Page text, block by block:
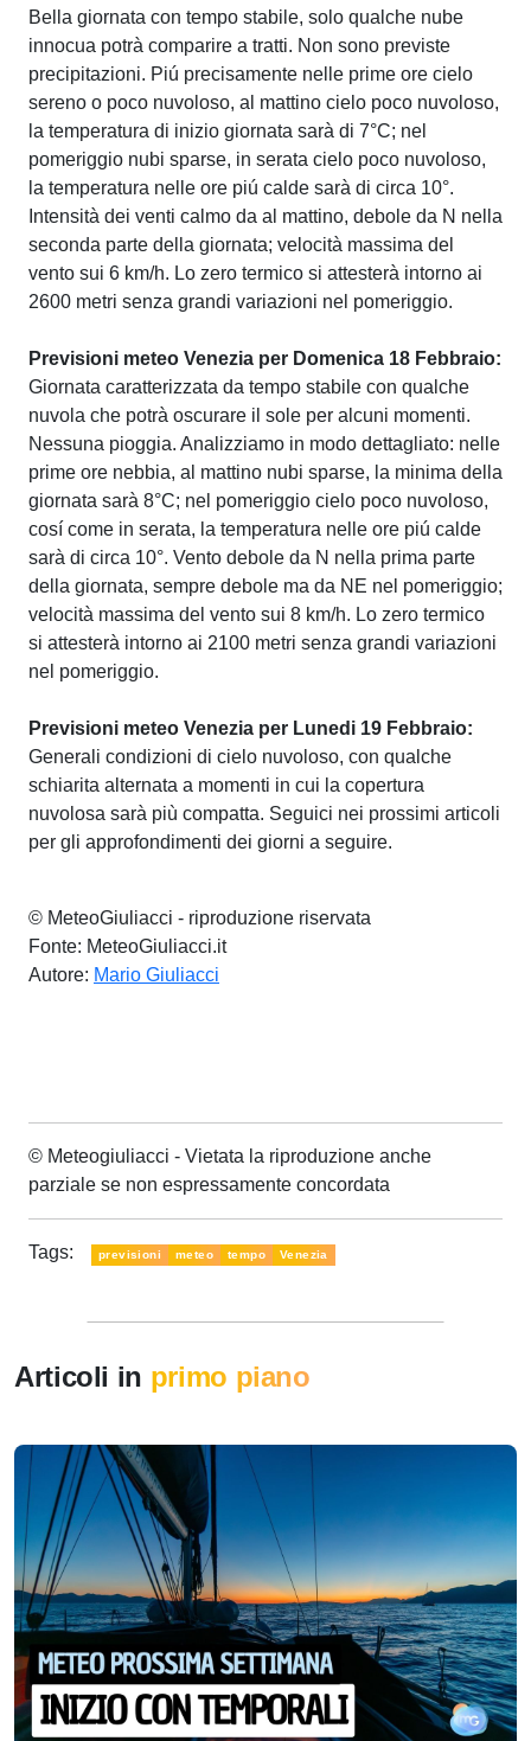
Bella giornata con tempo stabile, solo qualche nube
innocua potrà comparire a tratti. Non sono previste
precipitazioni. Piú precisamente nelle prime ore cielo
sereno o poco nuvoloso, al mattino cielo poco nuvoloso,
la temperatura di inizio giornata sarà di 7°C; nel
pomeriggio nubi sparse, in serata cielo poco nuvoloso,
la temperatura nelle ore piú calde sarà di circa 10°.
Intensità dei venti calmo da al mattino, debole da N nella
seconda parte della giornata; velocità massima del
vento sui 6 km/h. Lo zero termico si attesterà intorno ai
2600 metri senza grandi variazioni nel pomeriggio.
Previsioni meteo Venezia per Domenica 18 Febbraio:
Giornata caratterizzata da tempo stabile con qualche
nuvola che potrà oscurare il sole per alcuni momenti.
Nessuna pioggia. Analizziamo in modo dettagliato: nelle
prime ore nebbia, al mattino nubi sparse, la minima della
giornata sarà 8°C; nel pomeriggio cielo poco nuvoloso,
cosí come in serata, la temperatura nelle ore piú calde
sarà di circa 10°. Vento debole da N nella prima parte
della giornata, sempre debole ma da NE nel pomeriggio;
velocità massima del vento sui 8 km/h. Lo zero termico
si attesterà intorno ai 2100 metri senza grandi variazioni
nel pomeriggio.
Previsioni meteo Venezia per Lunedi 19 Febbraio:
Generali condizioni di cielo nuvoloso, con qualche
schiarita alternata a momenti in cui la copertura
nuvolosa sarà più compatta. Seguici nei prossimi articoli
per gli approfondimenti dei giorni a seguire.
© MeteoGiuliacci - riproduzione riservata
Fonte: MeteoGiuliacci.it
Autore: Mario Giuliacci
© Meteogiuliacci - Vietata la riproduzione anche
parziale se non espressamente concordata
Tags: previsioni meteo tempo Venezia
Articoli in primo piano